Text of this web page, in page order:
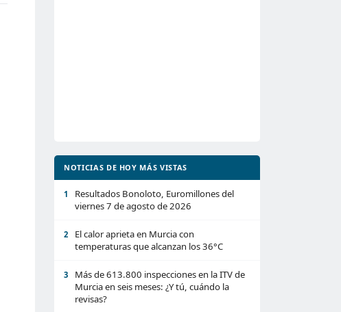
NOTICIAS DE HOY MÁS VISTAS
1
Resultados Bonoloto, Euromillones del
viernes 7 de agosto de 2026
2
El calor aprieta en Murcia con
temperaturas que alcanzan los 36°C
3
Más de 613.800 inspecciones en la ITV de
Murcia en seis meses: ¿Y tú, cuándo la
revisas?